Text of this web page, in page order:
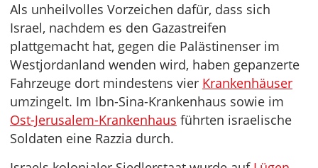
Als unheilvolles Vorzeichen dafür, dass sich
Israel, nachdem es den Gazastreifen
plattgemacht hat, gegen die Palästinenser im
Westjordanland wenden wird, haben gepanzerte
Fahrzeuge dort mindestens vier Krankenhäuser
umzingelt. Im Ibn-Sina-Krankenhaus sowie im
Ost-Jerusalem-Krankenhaus führten israelische
Soldaten eine Razzia durch.